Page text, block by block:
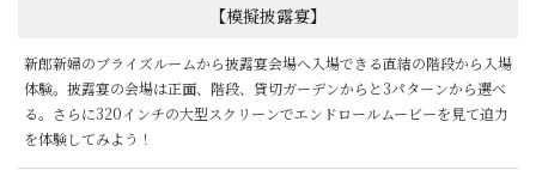
【模擬披露宴】
新郎新婦のブライズルームから披露宴会場へ入場できる直結の階段から入場
体験。披露宴の会場は正面、階段、貸切ガーデンからと3パターンから選べ
る。さらに320インチの大型スクリーンでエンドロールムービーを見て迫力
を体験してみよう！